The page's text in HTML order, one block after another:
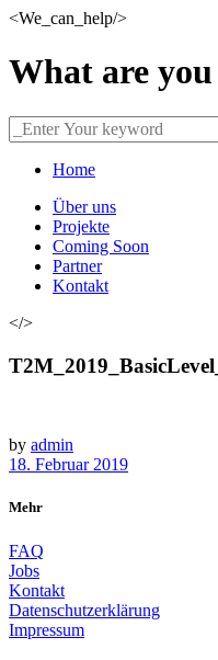
<We_can_help/>
What are
Home
Über uns
Projekte
Coming Soon
Partner
Kontakt
</>
by admin
18. Februar 2019
Mehr
FAQ
Jobs
Kontakt
Datenschutzerklärung
Impressum